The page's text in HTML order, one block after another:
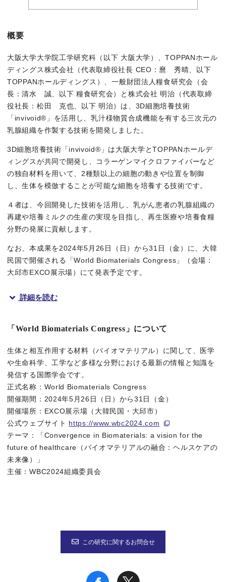
概要
大阪大学大学院工学研究科（以下 大阪大学）、TOPPANホール
ディングス株式会社（代表取締役社長 CEO：麿 秀晴、以下
TOPPANホールディングス）、一般財団法人糧食研究会（会
長：清水 誠、以下 糧食研究会）と株式会社 明治（代表取締
役社長：松田 克也、以下 明治）は、3D細胞培養技術
「invivoid®」を活用し、乳汁様物質合成機能を有する三次元の
乳腺組織を作製する技術を開発しました。
3D細胞培養技術「invivoid®」は大阪大学とTOPPANホールデ
ィングスが共同で開発し、コラーゲンマイクロファイバーなど
の独自材料を用いて、2種類以上の細胞の動きや位置を制御
し、生体を模倣することが可能な細胞を培養する技術です。
４者は、今回開発した技術を活用し、乳がん患者の乳腺組織の
再建や培養ミルクの生産の実現を目指し、再生医療や培養食糧
分野の発展に貢献します。
なお、本成果を2024年5月26日（日）から31日（金）に、大韓
民国で開催される「World Biomaterials Congress」（会場：
大邱市EXCO展示場）にて発表予定です。
背景
乳がんは、女性がかかるがん（悪性新生物）の罹患数第1位で
このような課題に対し、近年、乳腺細胞を用いた培養ミルクの
このような中、大阪大学大学院工学研究科 松﨑典弥教授と
2022年１月より大阪大学、TOPPANホールディングス、糧食研
特長
大阪大学大学院工学研究科
詳細を読む
「World Biomaterials Congress」について
生体と相互作用する材料（バイオマテリアル）に関して、医学
や生命科学、工学など多様な分野における最新の情報と知識を
発信する国際学会です。
正式名称：World Biomaterials Congress
開催期間：2024年5月26日（日）から31日（金）
開催場所：EXCO展示場（大韓民国・大邱市）
公式ウェブサイト https://www.wbc2024.com
テーマ：「Convergence in Biomaterials: a vision for the
future of healthcare（バイオマテリアルの融合：ヘルスケアの
未来像）」
主催：WBC2024組織委員会
この研究に関するお問合せ